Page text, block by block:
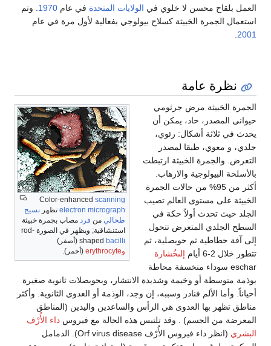
العمل بلقاح محسن لا خلوي في الولايات المتحدة في عام 1970 . وتم
استعمال الجمرة الخبيثة كسلاح بيولوجي بفعالية لأول مرة في عام
2001
نظرة عامة
Color-enhanced scanning
electron micrograph تظهر نسيج
طحالي من قرد مصاب بجمرة خبيثة
استنشاقية; ويظهر في الصورة rod-
shaped bacilli
(أصفر)
وerythrocyte
(أحمر).
الجمرة الخبيثة مرض جرثومي
حيوانى المصدر، حاد، يمكن أن
يحدث في ثلاثة أشكال: رئوي،
جلدي، و معوي، طبقا لمصدر
التعرض. والجمرة الخبيثة ارتبطت
بالأسلحة البيولوجية والارهاب.
أكثر من 95% من حالات الجمرة
الخبيثة على مستوى العالم تصيب
الجلد حيث تحدث أولاً حكة في
السطح الجلدي المتعرض تتحول
إلى آفة حطاطية ثم حويصلية، ثم
تتطور خلال 2-6 أيام
إلىخُشارة
eschar سوداء منخسفة محاطة
بوذمة متوسطة أو وخيمة وشديدة الانتشار، وبحويصلات ثانوية صغيرة
أحياناً. وأما الألم فنادر وسببه، إن وجد، الوذمة أو العدوى الثانوية. وأكثر
مناطق تظهر بها العدوى هي الرأس والساعدين واليدين (المناطق
المعرضة من الجسم) . وقد تلتبس هذه الحالة مع فيروس داء الأُرْف
البشري
(انظر داء فيروس الأُرْف Orf virus disease). الدمامل